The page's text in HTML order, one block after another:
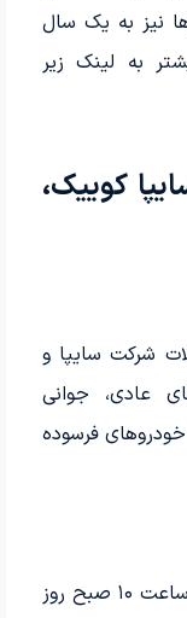
نیز به یک سال
به لینک زیر
کوییک،
شرکت سایپا و
عادی، جوانی
فرسوده
شرکت‌کنندگان در طرح عادی مجازند از ساعت ۱۰ صبح روز